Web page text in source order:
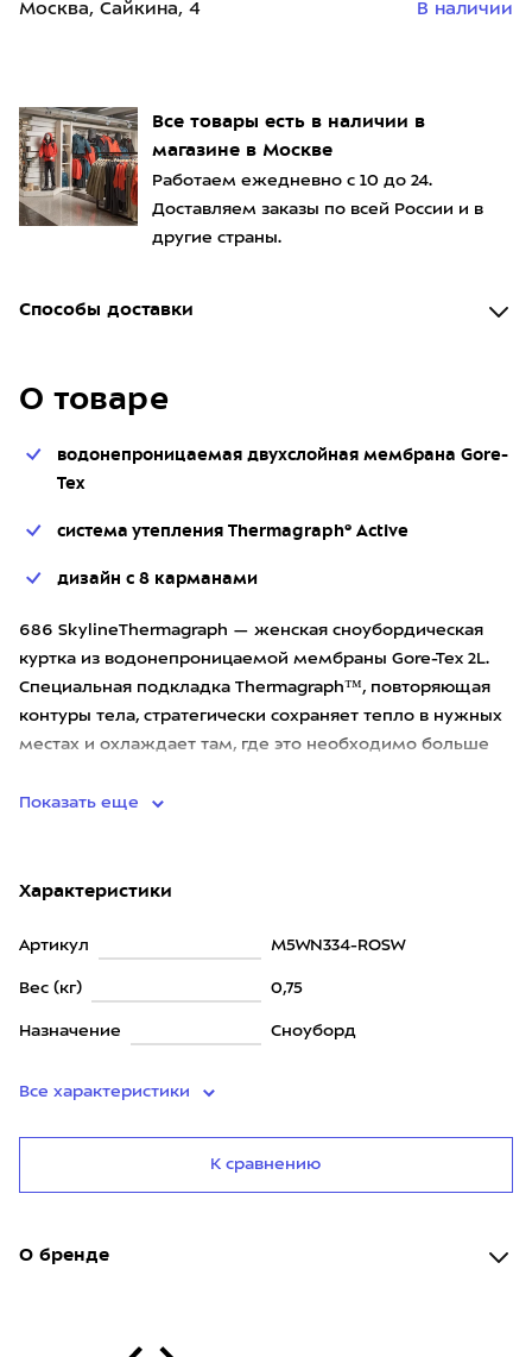
Все товары есть в наличии в
магазине в Москве
Работаем ежедневно с 10 до 24.
Доставляем заказы по всей России и в
другие страны.
Способы доставки
О товаре
водонепроницаемая двухслойная мембрана Gore-
Tex
система утепления Thermagraph® Active
дизайн с 8 карманами
686 SkylineThermagraph — женская сноубордическая
куртка из водонепроницаемой мембраны Gore-Tex 2L.
Специальная подкладка Thermagraph™, повторяющая
контуры тела, стратегически сохраняет тепло в нужных
местах и охлаждает там, где это необходимо больше
Показать еще
Характеристики
Артикул M5WN334-ROSW
Вес (кг) 0,75
Назначение Сноуборд
Все характеристики
К сравнению
О бренде
Москва, Сайкина, 4 В наличии